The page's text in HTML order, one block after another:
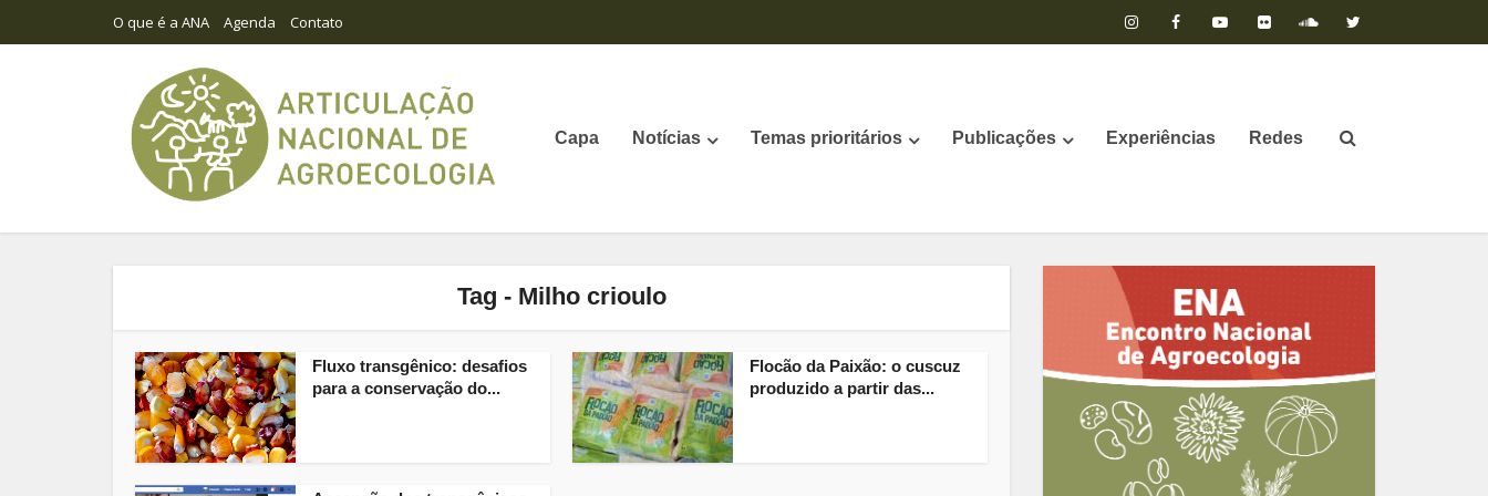
O que é a ANA Agenda Contato
Capa Notícias Temas prioritários Publicações Experiências Redes
Tag - Milho crioulo
Fluxo transgênico: desafios
para a conservação do...
Flocão da Paixão: o cuscuz
produzido a partir das...